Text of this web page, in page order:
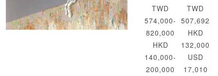
TWD
574,000-
820,000
HKD
140,000-
200,000
TWD
507,692
HKD
132,000
USD
17,010